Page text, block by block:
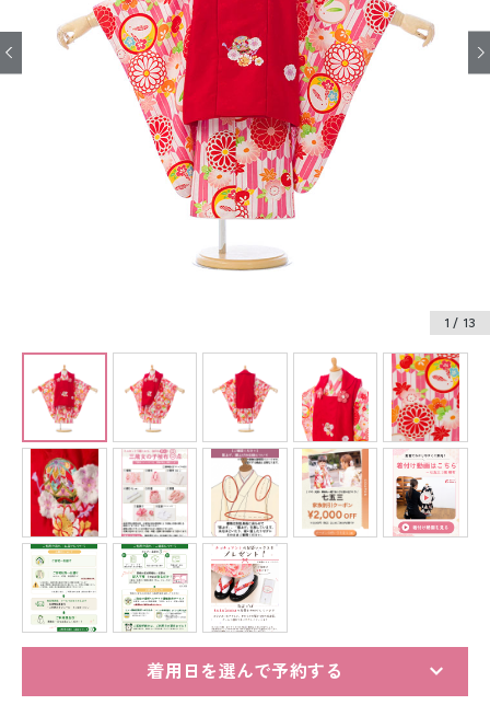
着物の種類から探す
七五三レンタル
ジュニア着物レンタル
ジュニア洋装レンタル
ベビー洋装レンタル
紋付袴レンタル
留袖レンタル
スーツレンタル
1 / 13
着用日を選んで予約する